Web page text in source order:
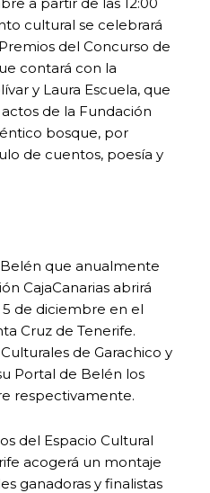
cultural se celebrará
del Concurso de
contará con la
y Laura Escuela, que
de la Fundación
bosque, por
de cuentos, poesía y
que anualmente
CajaCanarias abrirá
de diciembre en el
Cruz de Tenerife.
de Garachico y
Portal de Belén los
respectivamente.
del Espacio Cultural
acogerá un montaje
ganadoras y finalistas